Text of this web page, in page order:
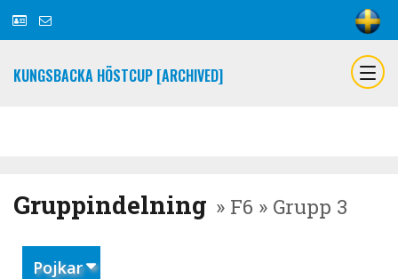
KUNGSBACKA HÖSTCUP [ARCHIVED]
Gruppindelning » F6 » Grupp 3
Pojkar